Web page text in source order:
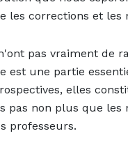
les corrections et
pas vraiment de
est une partie
elles
pas non plus que les
professeurs.